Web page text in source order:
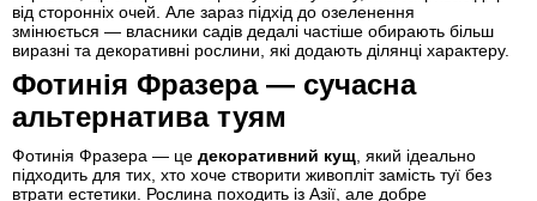
від сторонніх очей. Але зараз підхід до озеленення
змінюється — власники садів дедалі частіше обирають більш
виразні та декоративні рослини, які додають ділянці характеру.
Фотинія Фразера — сучасна
альтернатива туям
Фотинія Фразера — це декоративний кущ, який ідеально
підходить для тих, хто хоче створити живопліт замість туї без
втрати естетики. Рослина походить із Азії, але добре